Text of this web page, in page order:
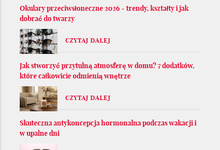
Okulary przeciwsłoneczne 2026 - trendy, kształty i jak
dobrać do twarzy
CZYTAJ DALEJ
Jak stworzyć przytulną atmosferę w domu? 7 dodatków,
które całkowicie odmienią wnętrze
CZYTAJ DALEJ
Skuteczna antykoncepcja hormonalna podczas wakacji i
w upalne dni